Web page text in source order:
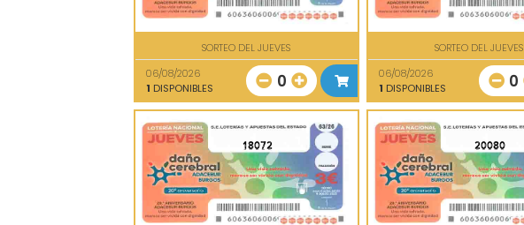
SORTEO DEL JUEVES
06/08/2026
1 DISPONIBLES 0
SORTEO DEL JUEVES
06/08/2026
1 DISPONIBLES 0
18072 20080